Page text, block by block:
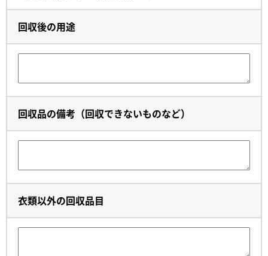
回収後の用途
回収品の備考（回収できないものなど）
衣類以外の回収品目